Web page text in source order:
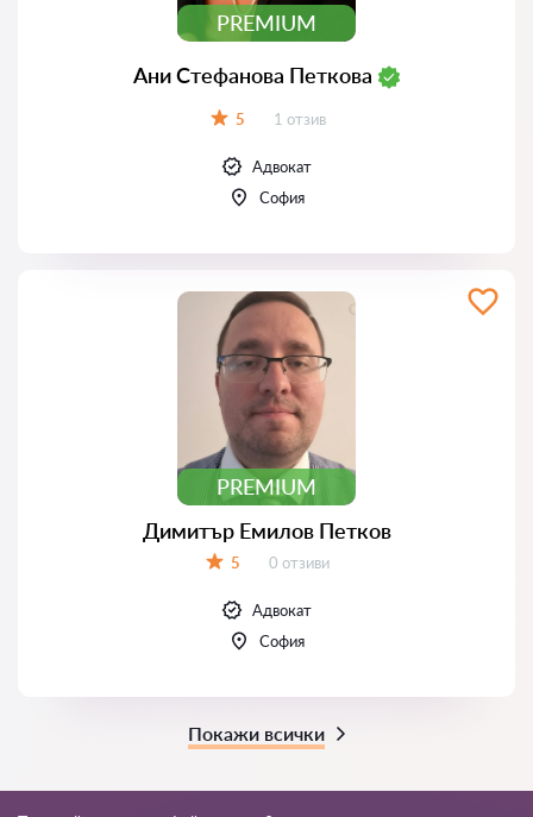
PREMIUM
Ани Стефанова Петкова
5 Отзиви:
1 отзив
Адвокат
София
PREMIUM
Димитър Емилов Петков
5 Отзиви:
0 отзиви
Адвокат
София
Покажи всички